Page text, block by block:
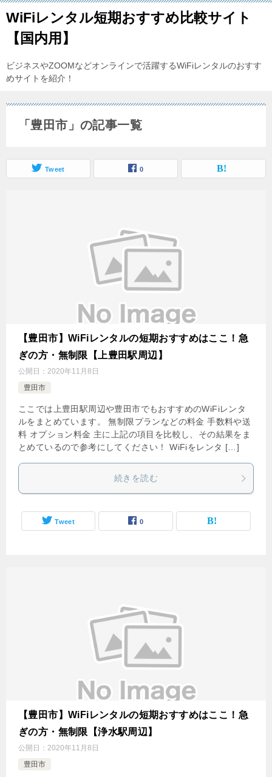
WiFiレンタル短期おすすめ比較サイト
【国内用】
ビジネスやZOOMなどオンラインで活躍するWiFiレンタルのおすす
めサイトを紹介！
「豊田市」の記事一覧
Tweet 0
【豊田市】WiFiレンタルの短期おすすめはここ！急
ぎの方・無制限【上豊田駅周辺】
公開日： 2020年11月8日
豊田市
ここでは上豊田駅周辺や豊田市でもおすすめのWiFiレンタ
ルをまとめています。 無制限プランなどの料金 手数料や送
料 オプション料金 主に上記の項目を比較し、その結果をま
とめているので参考にしてください！ WiFiをレンタ […]
続きを読む
Tweet 0
【豊田市】WiFiレンタルの短期おすすめはここ！急
ぎの方・無制限【浄水駅周辺】
公開日： 2020年11月8日
豊田市